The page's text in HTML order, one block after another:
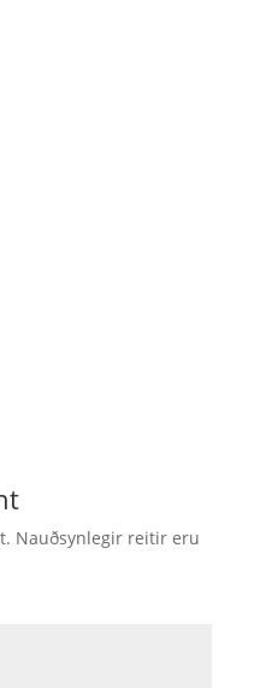
Nauðsynlegir reitir eru